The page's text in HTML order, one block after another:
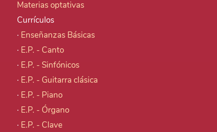
Materias optativas
Currículos
· Enseñanzas Básicas
· E.P. - Canto
· E.P. - Sinfónicos
· E.P. - Guitarra clásica
· E.P. - Piano
· E.P. - Órgano
· E.P. - Clave